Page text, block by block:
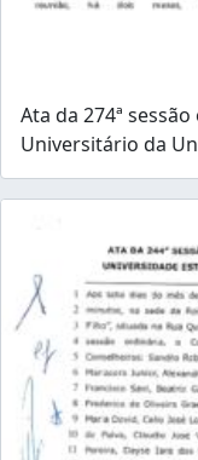
Ata da 274ª
Universitário da